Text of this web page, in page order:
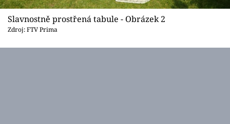
Slavnostně prostřená tabule - Obrázek 2
Zdroj: FTV Prima